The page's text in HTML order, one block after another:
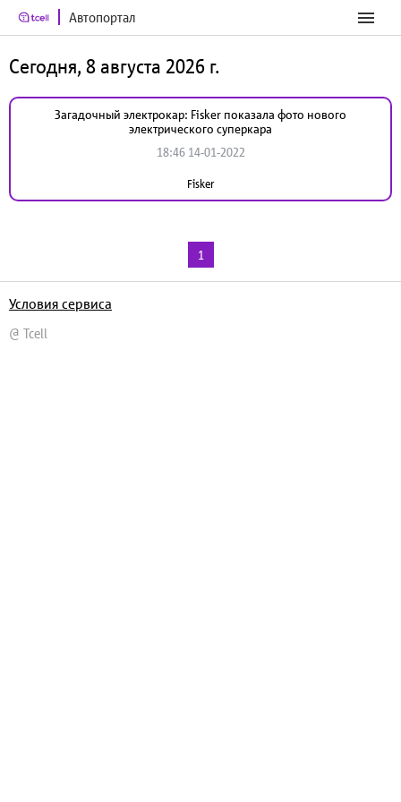
Автопортал
Сегодня, 8 августа 2026 г.
Загадочный электрокар: Fisker показала фото нового
электрического суперкара
18:46 14-01-2022
Fisker
1
@ Tcell
Условия сервиса